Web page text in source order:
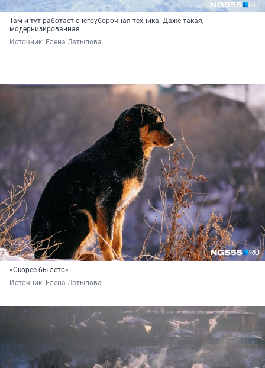
Там и тут работает снегоуборочная техника. Даже такая,
модернизированная
Источник: Елена Латыпова
«Скорее бы лето»
Источник: Елена Латыпова